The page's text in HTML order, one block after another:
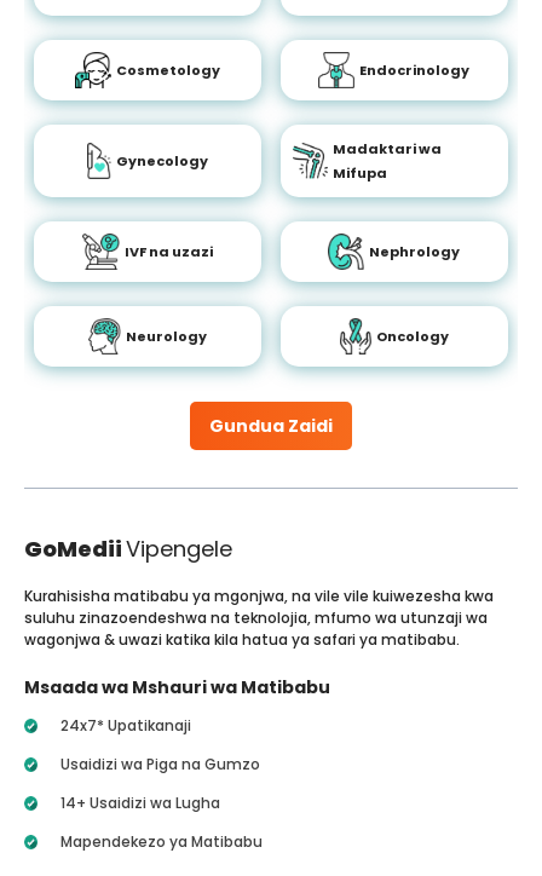
Gundua Zaidi
Cosmetology Endocrinology
Gynecology
Madaktari wa
Mifupa
IVF na uzazi Nephrology
Neurology Oncology
GoMediiVipengele
Kurahisisha matibabu ya mgonjwa, na vile vile kuiwezesha kwa
suluhu zinazoendeshwa na teknolojia, mfumo wa utunzaji wa
wagonjwa & uwazi katika kila hatua ya safari ya matibabu.
Msaada wa Mshauri wa Matibabu
24x7* Upatikanaji
Usaidizi wa Piga na Gumzo
14+ Usaidizi wa Lugha
Mapendekezo ya Matibabu